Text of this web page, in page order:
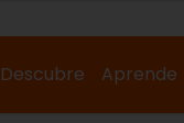
Descubre Aprende